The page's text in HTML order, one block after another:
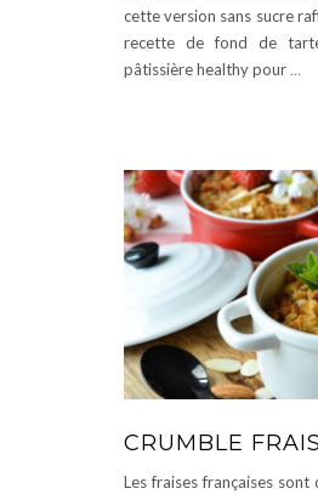
cette version sans sucre
recette de fond de
pâtissière healthy pour …
CRUMBLE
Les fraises françaises